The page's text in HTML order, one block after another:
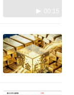
00:15